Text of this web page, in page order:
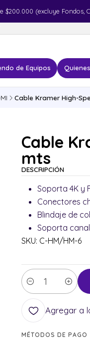
de Equipos
$200.000 (excluye Fondos,
Cable Kramer High-
Cable
mts
DESCRIPCIÓN
Soporta 4K y
Conectores
Blindaje de
Soporta
SKU: C-HM/HM-6
Cantidad
Agregar a
MÉTODOS DE PAGO